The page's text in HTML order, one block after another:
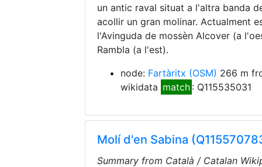
un antic raval situat a l'altra banda
acollir un gran molinar. Actualment
l'Avinguda de mossèn Alcover (a
Rambla (a l'est).
node: Fartàritx (OSM) 266 m
wikidata match : Q115535031
Molí d'en Sabina
Summary from Català / Catalan